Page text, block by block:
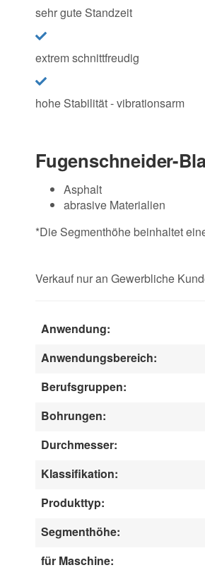
sehr gute Standzeit
extrem schnittfreudig
hohe Stabilität - vibrationsarm
Fugenschneider-
Asphalt
abrasive Materialien
*Die Segmenthöhe beinhaltet
Verkauf nur an Gewerbliche
Anwendung:
Anwendungsbereich:
Berufsgruppen:
Bohrungen:
Durchmesser:
Klassifikation:
Produkttyp:
Segmenthöhe:
für Maschine: